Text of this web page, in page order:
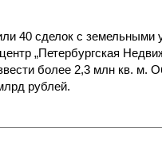
40 сделок с
„Петербургская
более 2,3 млн кв. м.
рублей.